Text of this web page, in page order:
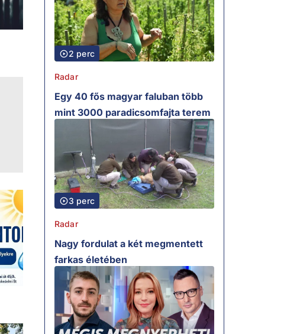
2 perc
Radar
Egy 40 fős magyar faluban több
mint 3000 paradicsomfajta terem
3 perc
Radar
Nagy fordulat a két megmentett
farkas életében